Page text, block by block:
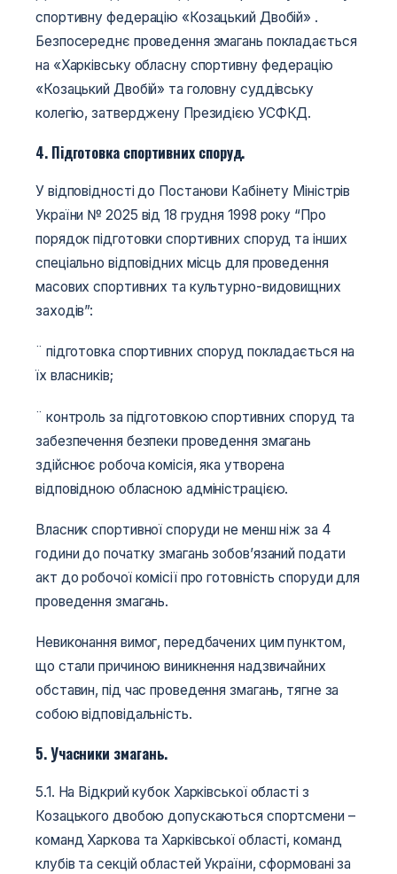
спортивну федерацію «Козацький Двобій» .
Безпосереднє проведення змагань покладається
на «Харківську обласну спортивну федерацію
«Козацький Двобій» та головну суддівську
колегію, затверджену Президією УСФКД.
4. Підготовка спортивних споруд.
У відповідності до Постанови Кабінету Міністрів
України № 2025 від 18 грудня 1998 року “Про
порядок підготовки спортивних споруд та інших
спеціально відповідних місць для проведення
масових спортивних та культурно-видовищних
заходів”:
¨ підготовка спортивних споруд покладається на
їх власників;
¨ контроль за підготовкою спортивних споруд та
забезпечення безпеки проведення змагань
здійснює робоча комісія, яка утворена
відповідною обласною адміністрацією.
Власник спортивної споруди не менш ніж за 4
години до початку змагань зобов’язаний подати
акт до робочої комісії про готовність споруди для
проведення змагань.
Невиконання вимог, передбачених цим пунктом,
що стали причиною виникнення надзвичайних
обставин, під час проведення змагань, тягне за
собою відповідальність.
5. Учасники змагань.
5.1. На Відкрий кубок Харківської області з
Козацького двобою допускаються спортсмени –
команд Харкова та Харківської області, команд
клубів та секцій областей України, сформовані за